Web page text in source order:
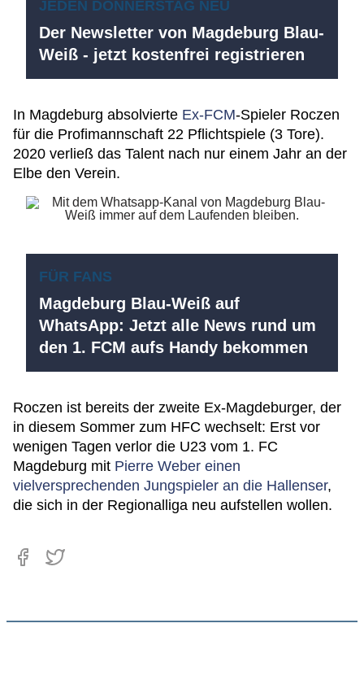
JEDEN DONNERSTAG NEU
Der Newsletter von Magdeburg Blau-
Weiß - jetzt kostenfrei registrieren
In Magdeburg absolvierte Ex-FCM-Spieler Roczen
für die Profimannschaft 22 Pflichtspiele (3 Tore).
2020 verließ das Talent nach nur einem Jahr an der
Elbe den Verein.
FÜR FANS
Magdeburg Blau-Weiß auf
WhatsApp: Jetzt alle News rund um
den 1. FCM aufs Handy bekommen
Roczen ist bereits der zweite Ex-Magdeburger, der
in diesem Sommer zum HFC wechselt: Erst vor
wenigen Tagen verlor die U23 vom 1. FC
Magdeburg mit Pierre Weber einen
vielversprechenden Jungspieler an die Hallenser,
die sich in der Regionalliga neu aufstellen wollen.